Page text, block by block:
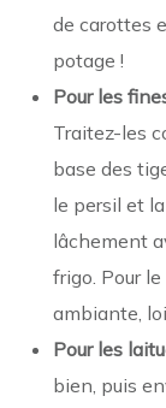
de carottes
potage !
Pour les
Traitez-les
base des
le persil et
lâchement
frigo. Pour
ambiante,
Pour les
bien, puis